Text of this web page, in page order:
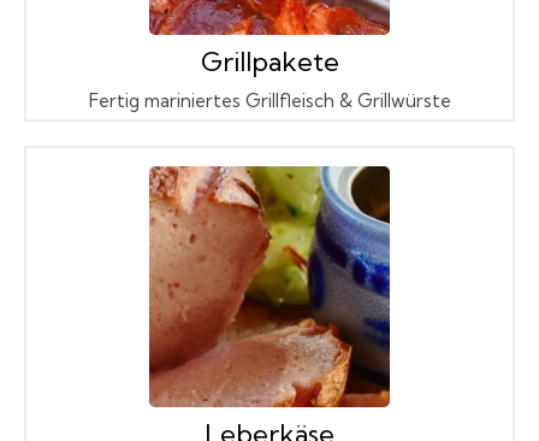
Grillpakete
Fertig mariniertes Grillfleisch & Grillwürste
Leberkäse